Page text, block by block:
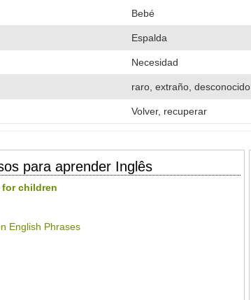
Bebé
Espalda
Necesidad
raro, extraño, desconocido
Volver, recuperar
para aprender Inglês
for children
English Phrases